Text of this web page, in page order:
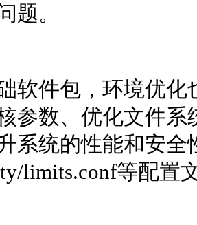
题。
件包，环境优化
参数、优化文件
系统的性能和安全
limits.conf等配置